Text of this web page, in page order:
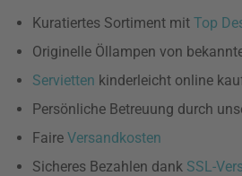
Kuratiertes Sortiment mit Top
Originelle Öllampen von
Servietten kinderleicht online
Persönliche Betreuung durch
Faire Versandkosten
Sicheres Bezahlen dank SSL-